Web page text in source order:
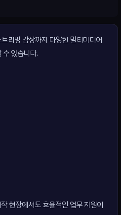
리밍 감상까지 다양한 멀티미디어
있습니다.
현장에서도 효율적인 업무 지원이